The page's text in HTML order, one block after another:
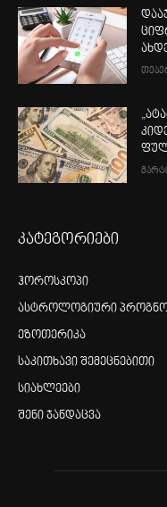
კატეგორიები
ჰოროსკოპი
ასტროლოგიური
ეზოთერიკა
საკითხავი შემეცნებითი
სიახლეები
შენი ჯანდაცვა